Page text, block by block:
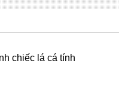
chiếc lá cá tính